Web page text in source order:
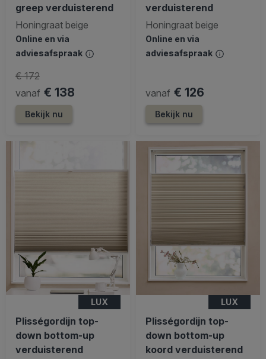
greep verduisterend
Honingraat beige
Online en via
adviesafspraak
vanaf € 138
€ 172
Bekijk nu
verduisterend
Honingraat beige
Online en via
adviesafspraak
vanaf € 126
Bekijk nu
LUX
Plisségordijn top-
down bottom-up
verduisterend
LUX
Plisségordijn top-
down bottom-up
koord verduisterend